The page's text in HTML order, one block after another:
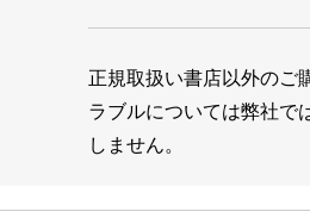
正規取扱い書店以外のご
ラブルについては弊社で
しません。